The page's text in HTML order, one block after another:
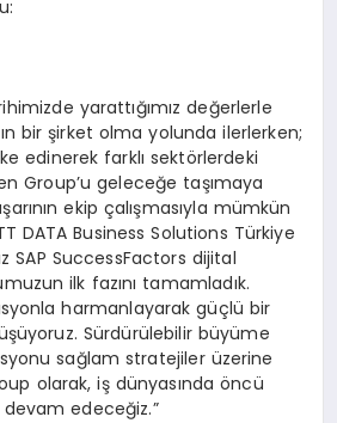
yarattığımız değerlerle
bir şirket olma yolunda ilerlerken;
edinerek farklı sektörlerdeki
Group’u geleceğe taşımaya
ekip çalışmasıyla mümkün
DATA Business Solutions Türkiye
SAP SuccessFactors dijital
ilk fazını tamamladık.
harmanlayarak güçlü bir
Sürdürülebilir büyüme
sağlam stratejiler üzerine
olarak, iş dünyasında öncü
edeceğiz.”